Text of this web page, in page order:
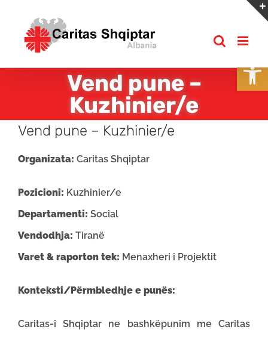
content
Vend pune –
Kuzhinier/e
Vend pune – Kuzhinier/e
Organizata: Caritas Shqiptar
Pozicioni: Kuzhinier/e
Departamenti: Social
Vendodhja: Tiranë
Varet & raporton tek: Menaxheri i Projektit
Konteksti/Përmbledhje e punës:
Caritas-i Shqiptar ne bashkëpunim me Caritas